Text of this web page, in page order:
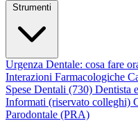
Urgenza Dentale: cosa fare
Interazioni Farmacologiche
Spese Dentali (730) Dentista
Informati (riservato colleghi)
Parodontale (PRA)